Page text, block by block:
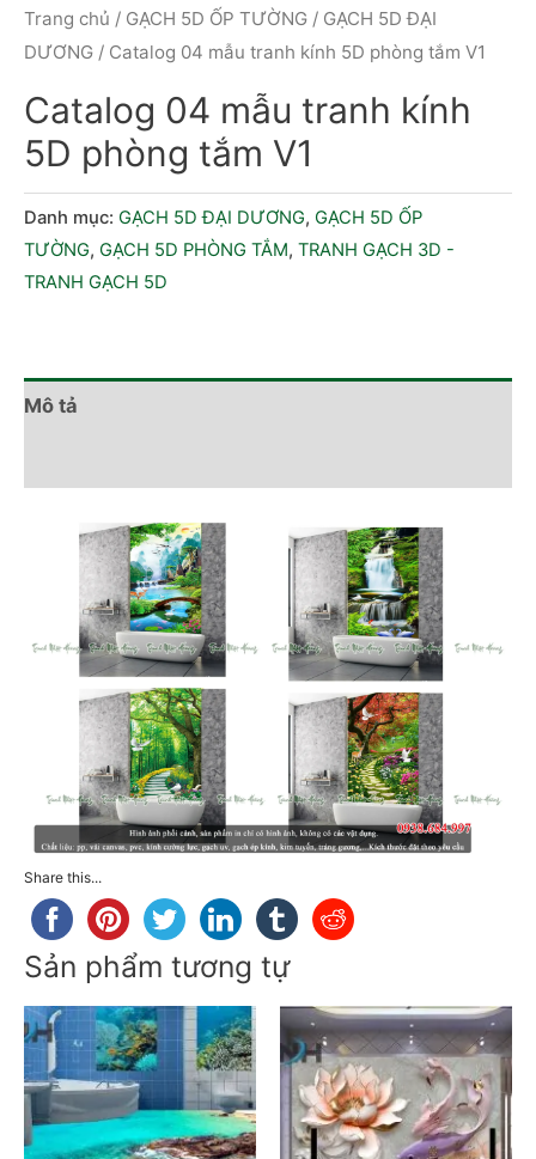
Trang chủ / GẠCH 5D ỐP TƯỜNG / GẠCH 5D ĐẠI
DƯƠNG / Catalog 04 mẫu tranh kính 5D phòng tắm V1
Catalog 04 mẫu tranh kính
5D phòng tắm V1
Danh mục: GẠCH 5D ĐẠI DƯƠNG, GẠCH 5D ỐP
TƯỜNG, GẠCH 5D PHÒNG TẮM, TRANH GẠCH 3D -
TRANH GẠCH 5D
Mô tả
Share this...
Sản phẩm tương tự